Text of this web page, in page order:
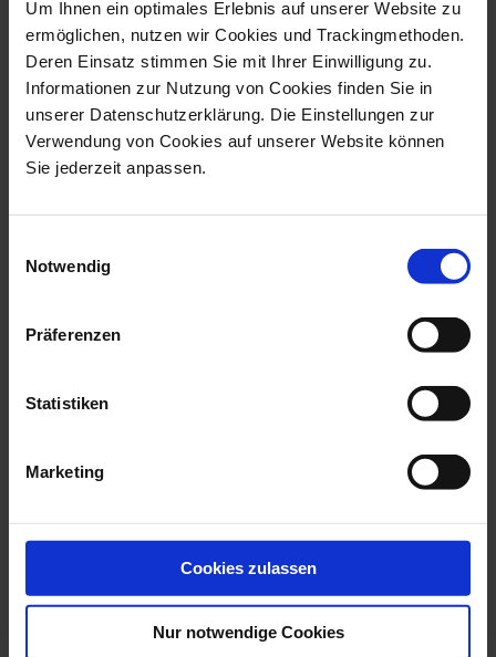
Um Ihnen ein optimales Erlebnis auf unserer Website zu
ermöglichen, nutzen wir Cookies und Trackingmethoden.
Deren Einsatz stimmen Sie mit Ihrer Einwilligung zu.
Informationen zur Nutzung von Cookies finden Sie in
unserer Datenschutzerklärung. Die Einstellungen zur
Verwendung von Cookies auf unserer Website können
Sie jederzeit anpassen.
Notwendig
Präferenzen
Statistiken
Marketing
Cookies zulassen
Nur notwendige Cookies
Crested Baboon Pl...
$8,334.00
Monkey Orchestra
we think you’ll like these